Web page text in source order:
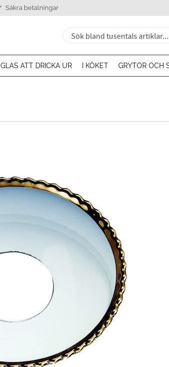
Säkra betalningar
GLAS ATT DRICKA UR I KÖKET GRYTOR OCH